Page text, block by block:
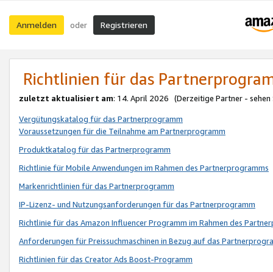
Anmelden oder Registrieren
Richtlinien für das
zuletzt aktualisiert am: 14. April 2026 (Derzeitige Partner - sehen
Vergütungskatalog für das Partnerprogramm
Voraussetzungen für die Teilnahme am Partnerprogramm
Produktkatalog für das Partnerprogramm
Richtlinie für Mobile Anwendungen im Rahmen des Partnerprogramms
Markenrichtlinien für das Partnerprogramm
IP-Lizenz- und Nutzungsanforderungen für das Partnerprogramm
Richtlinie für das Amazon Influencer Programm im Rahmen des
Anforderungen für Preissuchmaschinen in Bezug auf das
Richtlinien für das Creator Ads Boost-Programm